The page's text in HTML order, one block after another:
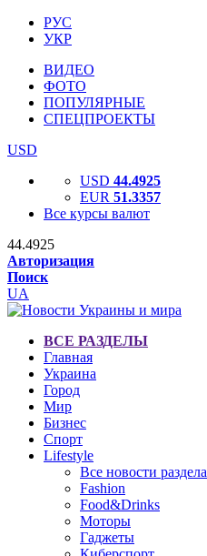
РУС
УКР
ВИДЕО
ФОТО
ПОПУЛЯРНЫЕ
СПЕЦПРОЕКТЫ
USD
USD 44.4925
EUR 51.3357
Все курсы валют
44.4925
Авторизация
Поиск
UA
ВСЕ РАЗДЕЛЫ
Главная
Украина
Город
Мир
Бизнес
Спорт
Lifestyle
Все новости раздела
Fashion
Food&Drinks
Моторы
Гаджеты